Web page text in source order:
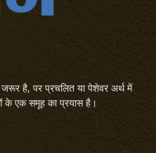
है, पर प्रचलित या पेशेवर अर्थ में
के एक समूह का प्रयास है।